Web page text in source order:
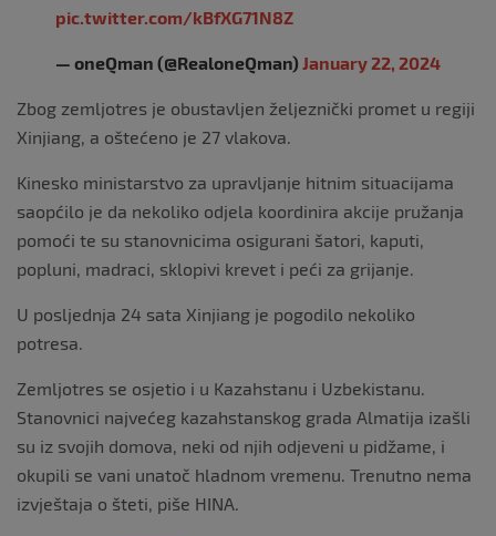
pic.twitter.com/kBfXG71N8Z
— oneQman (@RealoneQman) January 22, 2024
Zbog zemljotres je obustavljen željeznički promet u regiji
Xinjiang, a oštećeno je 27 vlakova.
Kinesko ministarstvo za upravljanje hitnim situacijama
saopćilo je da nekoliko odjela koordinira akcije pružanja
pomoći te su stanovnicima osigurani šatori, kaputi,
popluni, madraci, sklopivi krevet i peći za grijanje.
U posljednja 24 sata Xinjiang je pogodilo nekoliko
potresa.
Zemljotres se osjetio i u Kazahstanu i Uzbekistanu.
Stanovnici najvećeg kazahstanskog grada Almatija izašli
su iz svojih domova, neki od njih odjeveni u pidžame, i
okupili se vani unatoč hladnom vremenu. Trenutno nema
izvještaja o šteti, piše HINA.